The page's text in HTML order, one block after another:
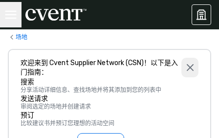
场地
欢迎来到 Cvent Supplier Network (CSN)！以下是入
门指南：
搜索
分享活动详细信息、查找场地并将其添加到您的列表中
发送请求
审阅选定的场地并创建请求
预订
比较建议书并预订您理想的活动空间